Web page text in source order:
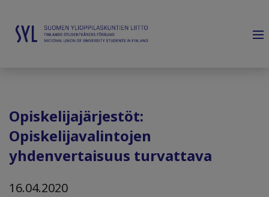
Opiskelijajärjestöt:
Opiskelijavalintojen
yhdenvertaisuus turvattava
16.04.2020